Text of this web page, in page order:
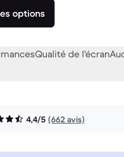
options
Qualité de l'écran
4,4/5 (662 avis)